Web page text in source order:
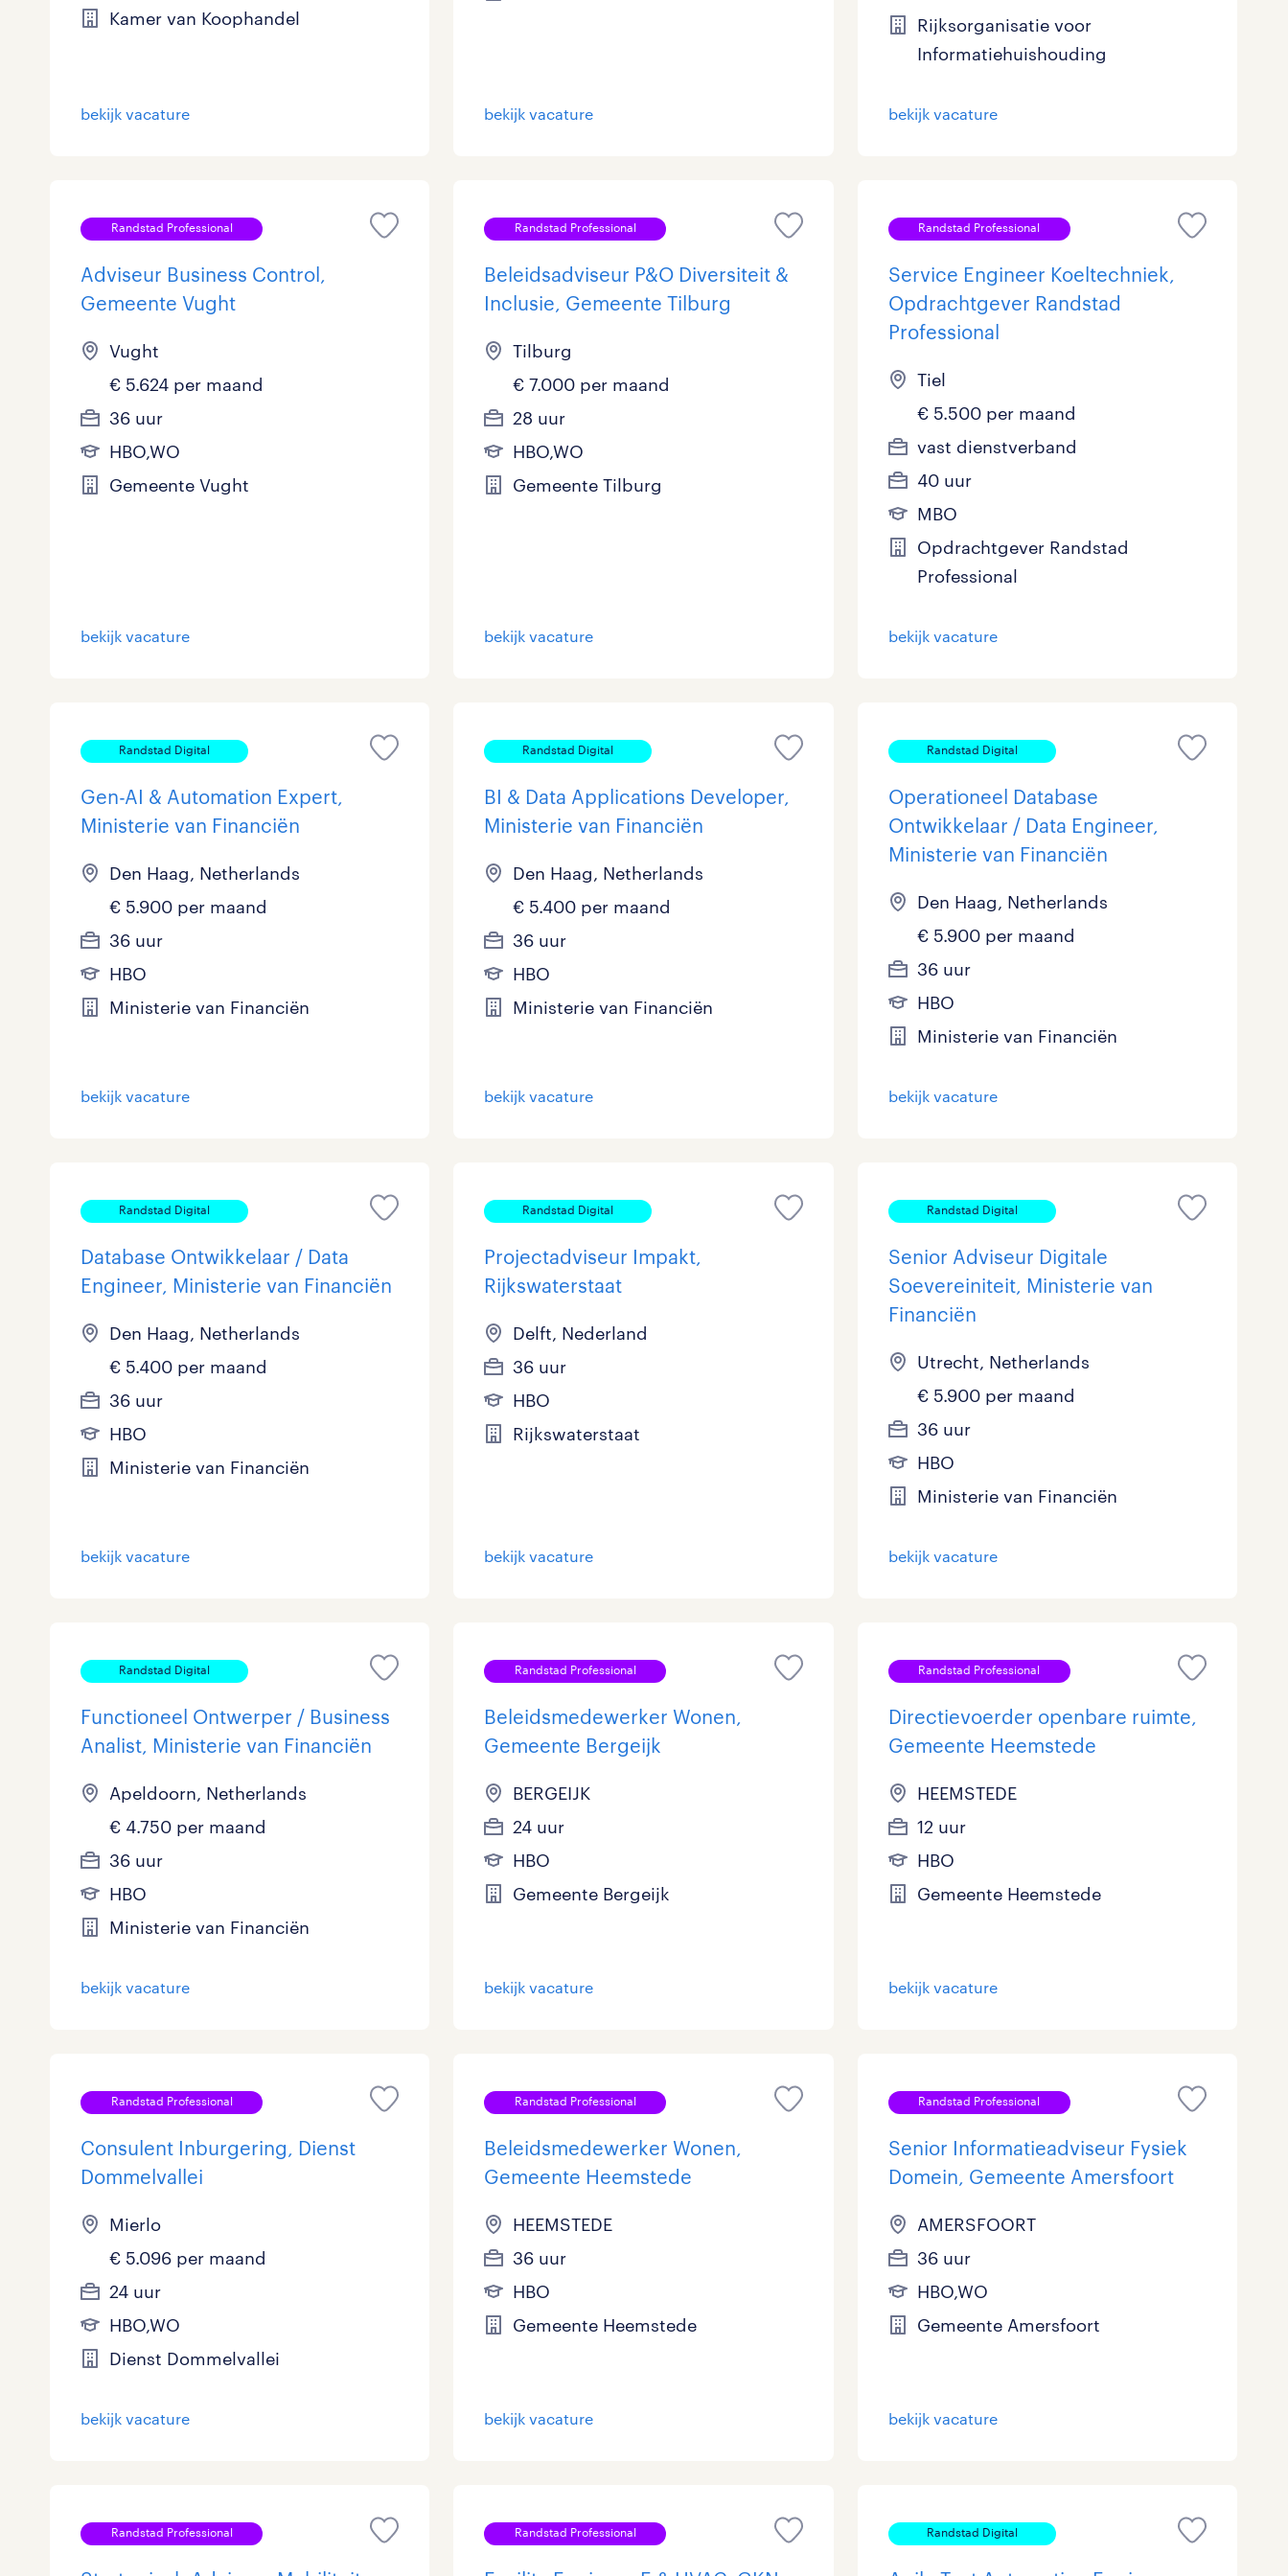
Logistiek 872 Marketing & Communicatie 33
Overig Personeel & Organisatie Schoonmaak 23
toon 3.669 resultaten
Kamer van Koophandel
bekijk vacature bekijk vacature
Rijksorganisatie voor
Informatiehuishouding
bekijk vacature
Randstad Professional
Adviseur Business Control,
Gemeente Vught
Vught
€ 5.624 per maand
36 uur
HBO,WO
Gemeente Vught
bekijk vacature
Randstad Professional
Beleidsadviseur P&O Diversiteit &
Inclusie, Gemeente Tilburg
Tilburg
€ 7.000 per maand
28 uur
HBO,WO
Gemeente Tilburg
bekijk vacature
Randstad Professional
Service Engineer Koeltechniek,
Opdrachtgever Randstad
Professional
Tiel
€ 5.500 per maand
vast dienstverband
40 uur
MBO
Opdrachtgever Randstad
Professional
bekijk vacature
Randstad Digital
Gen-AI & Automation Expert,
Ministerie van Financiën
Den Haag, Netherlands
€ 5.900 per maand
36 uur
HBO
Ministerie van Financiën
bekijk vacature
Randstad Digital
BI & Data Applications Developer,
Ministerie van Financiën
Den Haag, Netherlands
€ 5.400 per maand
36 uur
HBO
Ministerie van Financiën
bekijk vacature
Randstad Digital
Operationeel Database
Ontwikkelaar / Data Engineer,
Ministerie van Financiën
Den Haag, Netherlands
€ 5.900 per maand
36 uur
HBO
Ministerie van Financiën
bekijk vacature
Randstad Digital
Database Ontwikkelaar / Data
Engineer, Ministerie van Financiën
Den Haag, Netherlands
€ 5.400 per maand
36 uur
HBO
Ministerie van Financiën
bekijk vacature
Randstad Digital
Projectadviseur Impakt,
Rijkswaterstaat
Delft, Nederland
36 uur
HBO
Rijkswaterstaat
bekijk vacature
Randstad Digital
Senior Adviseur Digitale
Soevereiniteit, Ministerie van
Financiën
Utrecht, Netherlands
€ 5.900 per maand
36 uur
HBO
Ministerie van Financiën
bekijk vacature
Randstad Digital
Functioneel Ontwerper / Business
Analist, Ministerie van Financiën
Apeldoorn, Netherlands
€ 4.750 per maand
36 uur
HBO
Ministerie van Financiën
bekijk vacature
Randstad Professional
Beleidsmedewerker Wonen,
Gemeente Bergeijk
BERGEIJK
24 uur
HBO
Gemeente Bergeijk
bekijk vacature
Randstad Professional
Directievoerder openbare ruimte,
Gemeente Heemstede
HEEMSTEDE
12 uur
HBO
Gemeente Heemstede
bekijk vacature
Randstad Professional
Consulent Inburgering, Dienst
Dommelvallei
Mierlo
€ 5.096 per maand
24 uur
HBO,WO
Dienst Dommelvallei
bekijk vacature
Randstad Professional
Beleidsmedewerker Wonen,
Gemeente Heemstede
HEEMSTEDE
36 uur
HBO
Gemeente Heemstede
bekijk vacature
Randstad Professional
Senior Informatieadviseur Fysiek
Domein, Gemeente Amersfoort
AMERSFOORT
36 uur
HBO,WO
Gemeente Amersfoort
bekijk vacature
Randstad Professional Randstad Professional Randstad Digital